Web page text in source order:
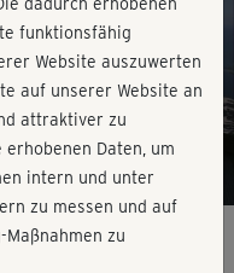
funktionsfähig
Website auszuwerten
auf unserer Website an
attraktiver zu
Daten, um
intern und unter
zu messen und auf
zu